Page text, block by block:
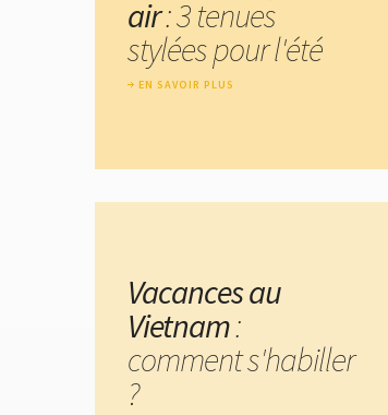
air: 3 tenues
stylées pour l'été
EN SAVOIR PLUS
Vacances au
Vietnam:
comment s'habiller
?